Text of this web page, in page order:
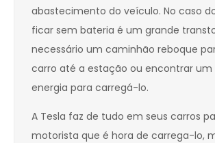
abastecimento do veículo. No caso
ficar sem bateria é um grande
necessário um caminhão reboque
carro até a estação ou encontrar um
energia para carregá-lo.
A Tesla faz de tudo em seus carros
motorista que é hora de carrega-lo,